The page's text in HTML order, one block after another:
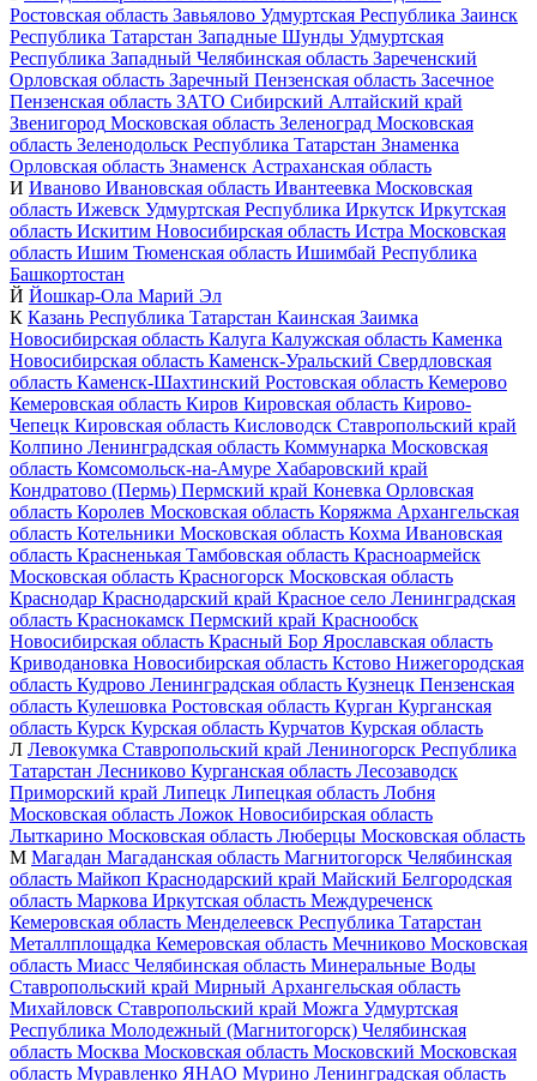
Ростовская область Завьялово Удмуртская Республика Заинск
Республика Татарстан Западные Шунды Удмуртская
Республика Западный Челябинская область Зареченский
Орловская область Заречный Пензенская область Засечное
Пензенская область ЗАТО Сибирский Алтайский край
Звенигород Московская область Зеленоград Московская
область Зеленодольск Республика Татарстан Знаменка
Орловская область Знаменск Астраханская область
И Иваново Ивановская область Ивантеевка Московская
область Ижевск Удмуртская Республика Иркутск Иркутская
область Искитим Новосибирская область Истра Московская
область Ишим Тюменская область Ишимбай Республика
Башкортостан
Й Йошкар-Ола Марий Эл
К Казань Республика Татарстан Каинская Заимка
Новосибирская область Калуга Калужская область Каменка
Новосибирская область Каменск-Уральский Свердловская
область Каменск-Шахтинский Ростовская область Кемерово
Кемеровская область Киров Кировская область Кирово-
Чепецк Кировская область Кисловодск Ставропольский край
Колпино Ленинградская область Коммунарка Московская
область Комсомольск-на-Амуре Хабаровский край
Кондратово (Пермь) Пермский край Коневка Орловская
область Королев Московская область Коряжма Архангельская
область Котельники Московская область Кохма Ивановская
область Красненькая Тамбовская область Красноармейск
Московская область Красногорск Московская область
Краснодар Краснодарский край Красное село Ленинградская
область Краснокамск Пермский край Краснообск
Новосибирская область Красный Бор Ярославская область
Криводановка Новосибирская область Кстово Нижегородская
область Кудрово Ленинградская область Кузнецк Пензенская
область Кулешовка Ростовская область Курган Курганская
область Курск Курская область Курчатов Курская область
Л Левокумка Ставропольский край Лениногорск Республика
Татарстан Лесниково Курганская область Лесозаводск
Приморский край Липецк Липецкая область Лобня
Московская область Ложок Новосибирская область
Лыткарино Московская область Люберцы Московская область
М Магадан Магаданская область Магнитогорск Челябинская
область Майкоп Краснодарский край Майский Белгородская
область Маркова Иркутская область Междуреченск
Кемеровская область Менделеевск Республика Татарстан
Металлплощадка Кемеровская область Мечниково Московская
область Миасс Челябинская область Минеральные Воды
Ставропольский край Мирный Архангельская область
Михайловск Ставропольский край Можга Удмуртская
Республика Молодежный (Магнитогорск) Челябинская
область Москва Московская область Московский Московская
область Муравленко ЯНАО Мурино Ленинградская область